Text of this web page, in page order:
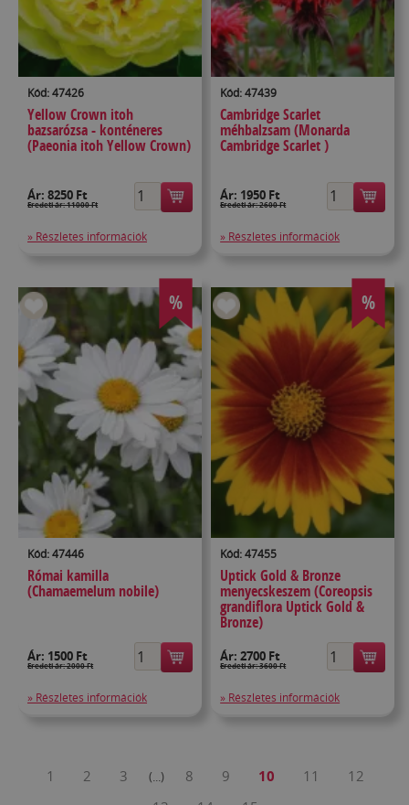
Kód: 47426
Yellow Crown itoh
bazsarózsa - konténeres
(Paeonia itoh Yellow Crown)
Ár: 8250 Ft
Eredeti ár: 11000 Ft
» Részletes információk
Kód: 47439
Cambridge Scarlet
méhbalzsam (Monarda
Cambridge Scarlet )
Ár: 1950 Ft
Eredeti ár: 2600 Ft
» Részletes információk
%
Kód: 47446
Római kamilla
(Chamaemelum nobile)
Ár: 1500 Ft
Eredeti ár: 2000 Ft
» Részletes információk
%
Kód: 47455
Uptick Gold & Bronze
menyecskeszem (Coreopsis
grandiflora Uptick Gold &
Bronze)
Ár:2700 Ft
Eredeti ár: 3600 Ft
» Részletes információk
1 2 3 (...) 8 9 10 11
12